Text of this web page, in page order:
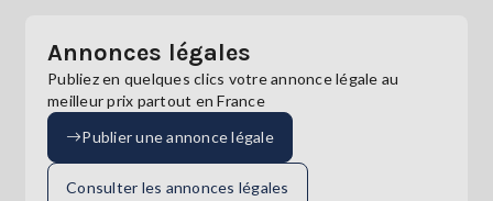
Annonces légales
Publiez en quelques clics votre annonce légale au
meilleur prix partout en France
Publier une annonce légale
Consulter les annonces légales